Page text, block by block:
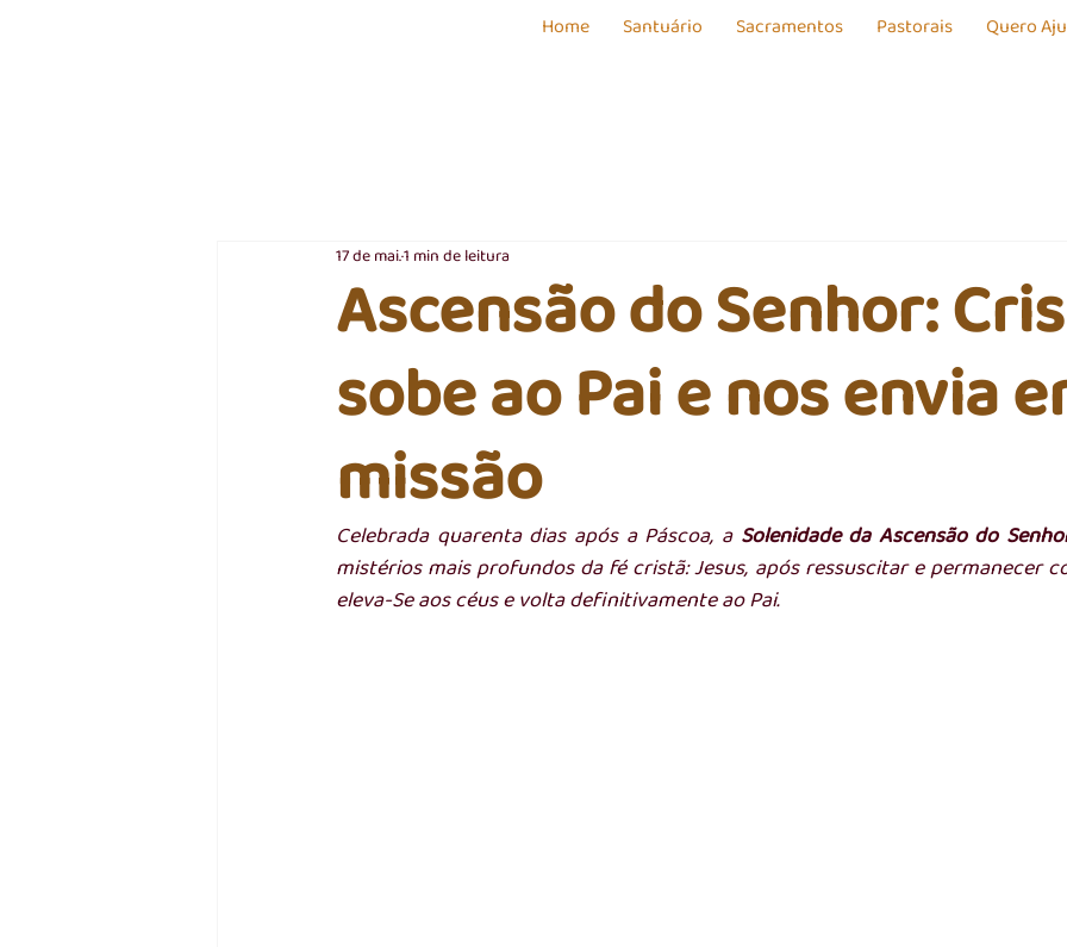
Home Santuário Sacramentos Pastorais Quero
Ascensão do Senhor:
sobe ao Pai e nos envia
missão
17 de mai.1 min de leitura
Celebrada quarenta dias após a Páscoa, a Solenidade da Ascensão do
mistérios mais profundos da fé cristã: Jesus, após ressuscitar e permanecer
eleva-Se aos céus e volta definitivamente ao Pai.